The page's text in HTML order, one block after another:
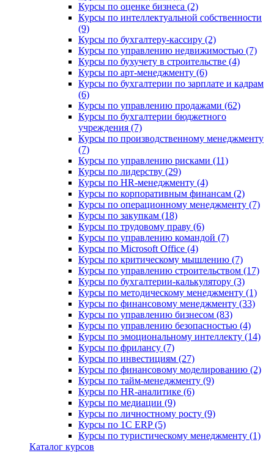
Курсы по оценке бизнеса (2)
Курсы по интеллектуальной собственности
(9)
Курсы по бухгалтеру-кассиру (2)
Курсы по управлению недвижимостью (7)
Курсы по бухучету в строительстве (4)
Курсы по арт-менеджменту (6)
Курсы по бухгалтерии по зарплате и кадрам
(6)
Курсы по управлению продажами (62)
Курсы по бухгалтерии бюджетного
учреждения (7)
Курсы по производственному менеджменту
(7)
Курсы по управлению рисками (11)
Курсы по лидерству (29)
Курсы по HR-менеджменту (4)
Курсы по корпоративным финансам (2)
Курсы по операционному менеджменту (7)
Курсы по закупкам (18)
Курсы по трудовому праву (6)
Курсы по управлению командой (7)
Курсы по Microsoft Office (4)
Курсы по критическому мышлению (7)
Курсы по управлению строительством (17)
Курсы по бухгалтерии-калькулятору (3)
Курсы по методическому менеджменту (1)
Курсы по финансовому менеджменту (33)
Курсы по управлению бизнесом (83)
Курсы по управлению безопасностью (4)
Курсы по эмоциональному интеллекту (14)
Курсы по фрилансу (7)
Курсы по инвестициям (27)
Курсы по финансовому моделированию (2)
Курсы по тайм-менеджменту (9)
Курсы по HR-аналитике (6)
Курсы по медиации (9)
Курсы по личностному росту (9)
Курсы по 1С ERP (5)
Курсы по туристическому менеджменту (1)
Каталог курсов